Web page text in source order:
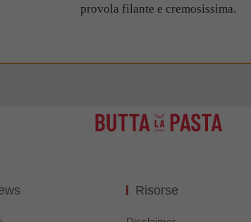
provola filante e cremosissima.
Risorse